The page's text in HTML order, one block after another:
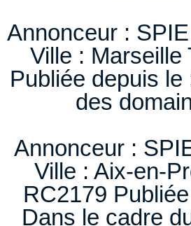
Annonceur :
Ville : Marseille
Publiée depuis
des
Annonceur :
Ville : Aix-en-
RC2179
Dans le cadre